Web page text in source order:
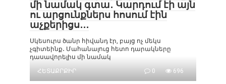
մի նամակ գտա․ Կարդում էի այն
ու արցունքներս հոսում էին
աչքերիցս․․․
Սկեսուրս ծանր հիվանդ էր, բայց ոչ մեկս
չգիտեինք․ Մահանալուց հետո դարակները
դասավորելիս մի նամակ
ՀԵՏԱՔՐՔԻՐ
0 696